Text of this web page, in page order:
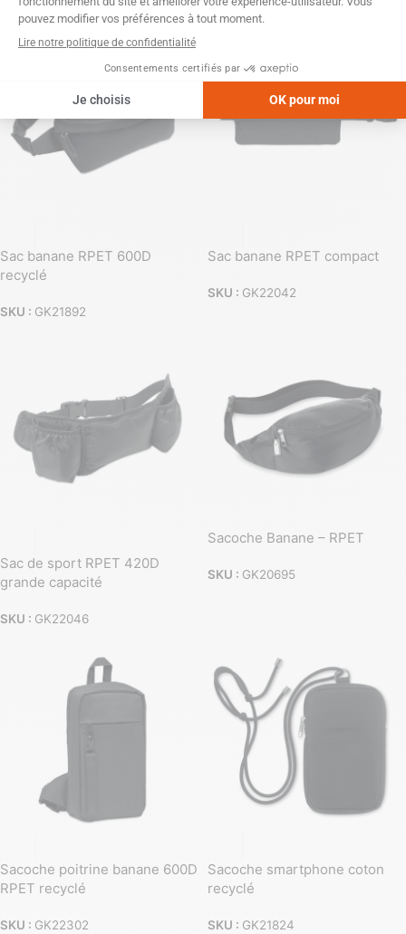
SKU :GK22105
Sac banane RPET 600D
recyclé
SKU : GK21892
Sac banane RPET compact
SKU : GK22042
Sac de sport RPET 420D
grande capacité
SKU : GK22046
Sacoche Banane – RPET
SKU : GK20695
Sacoche poitrine banane 600D
RPET recyclé
SKU : GK22302
Sacoche smartphone coton
recyclé
SKU : GK21824